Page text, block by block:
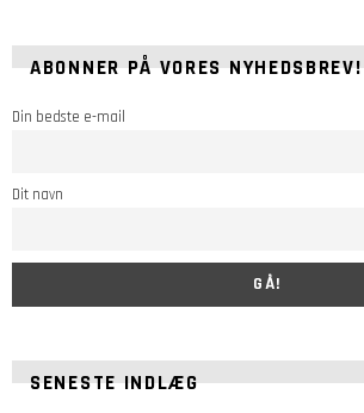
ABONNER PÅ VORES NYHEDSBREV!
Din bedste e-mail
Dit navn
SENESTE INDLÆG